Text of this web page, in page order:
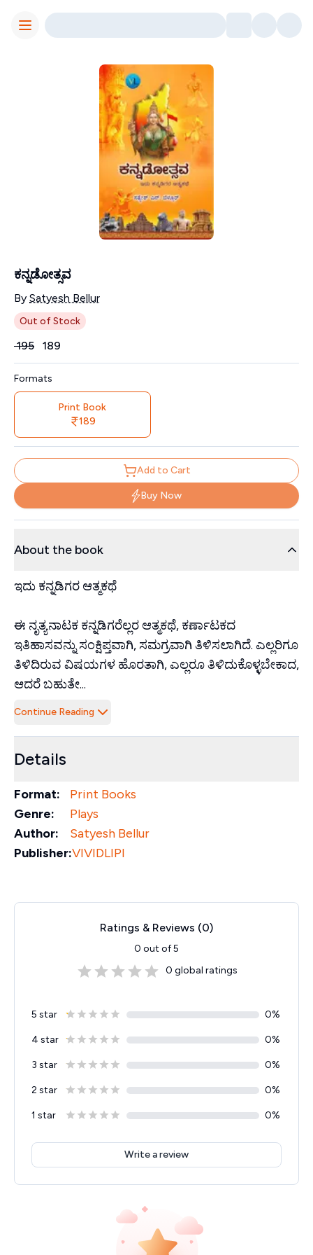
Toggle Menu
ಕನ್ನಡೋತ್ಸವ
Contributors
By Satyesh Bellur
Out of Stock
Price
₹195 189
Formats
Print Book
189
Add to Cart
Buy Now
About the book
ಇದು ಕನ್ನಡಿಗರ ಆತ್ಮಕಥೆ
ಈ ನೃತ್ಯನಾಟಕ ಕನ್ನಡಿಗರೆಲ್ಲರ ಆತ್ಮಕಥೆ, ಕರ್ಣಾಟಕದ
ಇತಿಹಾಸವನ್ನು ಸಂಕ್ಷಿಪ್ತವಾಗಿ, ಸಮಗ್ರವಾಗಿ ತಿಳಿಸಲಾಗಿದೆ. ಎಲ್ಲರಿಗೂ
ತಿಳಿದಿರುವ ವಿಷಯಗಳ ಹೊರತಾಗಿ, ಎಲ್ಲರೂ ತಿಳಿದುಕೊಳ್ಳಬೇಕಾದ,
ಆದರೆ ಬಹುತೇ...
Continue Reading
Details
Format:
Print Books
Genre:
Plays
Author:
Satyesh Bellur
Publisher:VIVIDLIPI
Ratings & Reviews (0)
0 out of 5
0 global ratings
5 star 0%
4 star 0%
3 star 0%
2 star 0%
1 star 0%
Write a review